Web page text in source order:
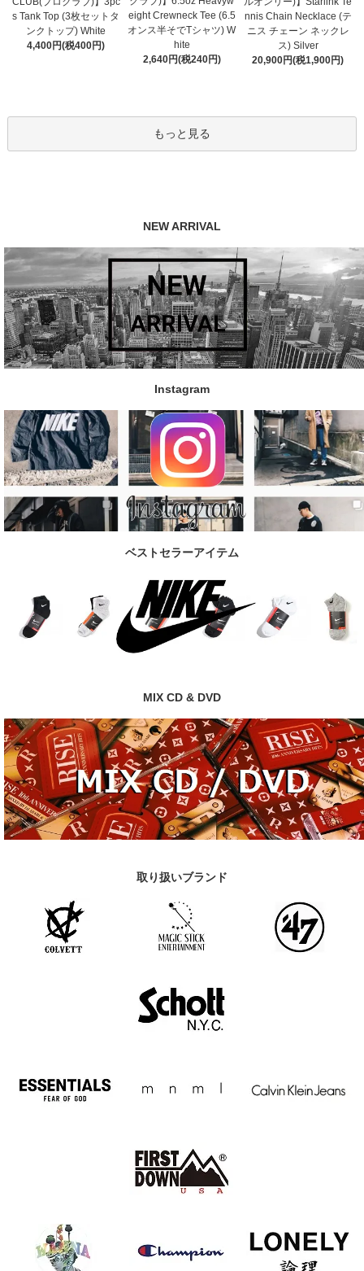
s Tank Top (3枚セットタ
ンクトップ) White
4,400円(税400円)
eight Crewneck Tee (6.5
オンス半そでTシャツ) W
hite
2,640円(税240円)
nnis Chain Necklace (テ
ニス チェーン ネックレ
ス) Silver
20,900円(税1,900円)
もっと見る
NEW ARRIVAL
Instagram
ベストセラーアイテム
MIX CD & DVD
取り扱いブランド